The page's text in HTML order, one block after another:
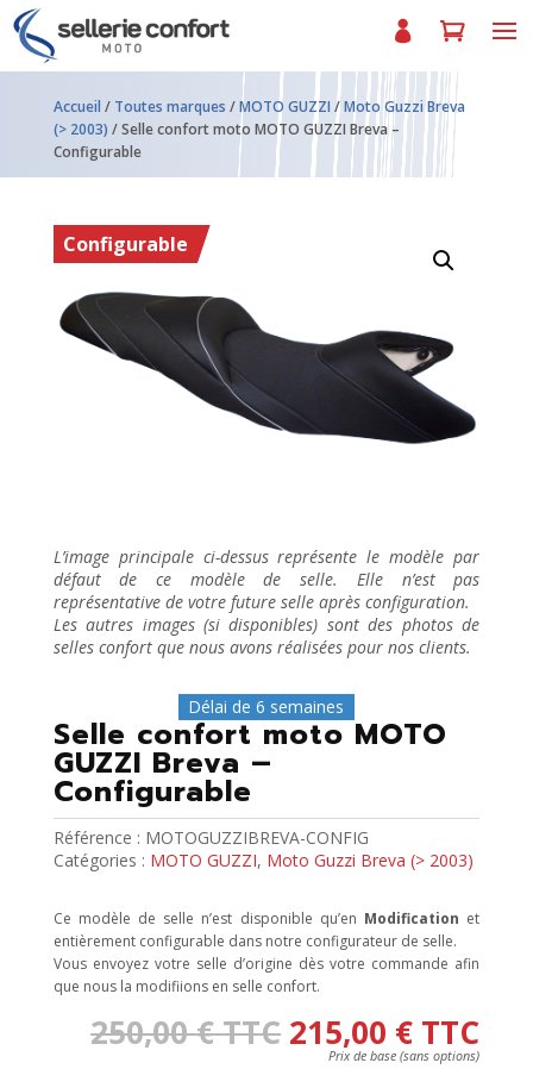
Accueil / Toutes marques /MOTO GUZZI /Moto Guzzi Breva
(> 2003) / Selle confort moto MOTO GUZZI Breva –
Configurable
Configurable
L’image principale ci-dessus représente le modèle par
défaut de ce modèle de selle. Elle n’est pas
représentative de votre future selle après configuration.
Les autres images (si disponibles) sont des photos de
selles confort que nous avons réalisées pour nos clients.
Délai de 6 semaines
Selle confort moto MOTO
GUZZI Breva –
Configurable
Référence : MOTOGUZZIBREVA-CONFIG
Catégories : MOTO GUZZI, Moto Guzzi Breva (> 2003)
Ce modèle de selle n’est disponible qu’en Modification et
entièrement configurable dans notre configurateur de selle.
Vous envoyez votre selle d’origine dès votre commande afin
que nous la modifiions en selle confort.
250,00€TTC 215,00 € TTC